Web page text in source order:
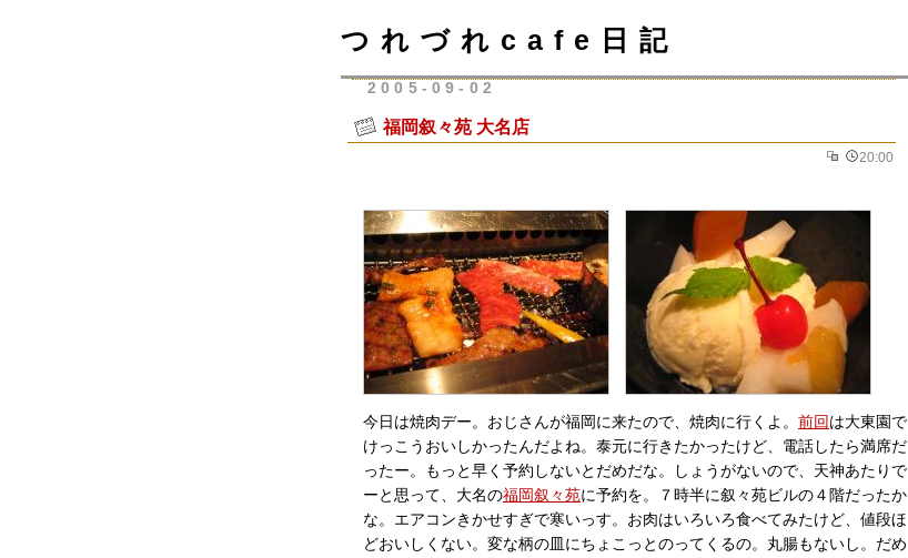
つれづれcafe日記
2005-09-02
福岡叙々苑 大名店
20:00
今日は焼肉デー。おじさんが福岡に来たので、焼肉に行くよ。 前回 は大東園で
けっこうおいしかったんだよね。泰元に行きたかったけど、電話したら満席だ
ったー。もっと早く予約しないとだめだな。しょうがないので、天神あたりで
ーと思って、大名の福岡叙々苑に予約を。７時半に叙々苑ビルの４階だったか
な。エアコンきかせすぎで寒いっす。お肉はいろいろ食べてみたけど、値段ほ
どおいしくない。変な柄の皿にちょこっとのってくるの。丸腸もないし。だめ